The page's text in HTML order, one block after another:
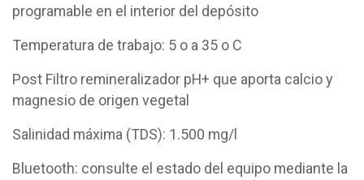
programable en el interior del depósito
Temperatura de trabajo: 5 o a 35 o C
Post Filtro remineralizador pH+ que aporta calcio y
magnesio de origen vegetal
Salinidad máxima (TDS): 1.500 mg/l
Bluetooth: consulte el estado del equipo mediante la